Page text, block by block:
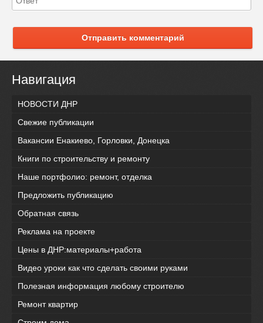
Отправить комментарий
Навигация
НОВОСТИ ДНР
Свежие публикации
Вакансии Енакиево, Горловки, Донецка
Книги по строительству и ремонту
Наше портфолио: ремонт, отделка
Предложить публикацию
Обратная связь
Реклама на проекте
Цены в ДНР:материалы+работа
Видео уроки как что сделать своими руками
Полезная информация любому строителю
Ремонт квартир